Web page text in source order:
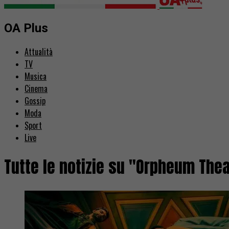
OA Plus
Attualità
TV
Musica
Cinema
Gossip
Moda
Sport
Live
Tutte le notizie su "Orpheum